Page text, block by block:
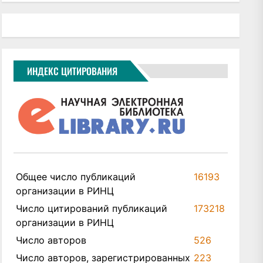
ИНДЕКС ЦИТИРОВАНИЯ
Общее число публикаций
организации в РИНЦ
16193
Число цитирований публикаций
организации в РИНЦ
173218
Число авторов
526
Число авторов, зарегистрированных 223